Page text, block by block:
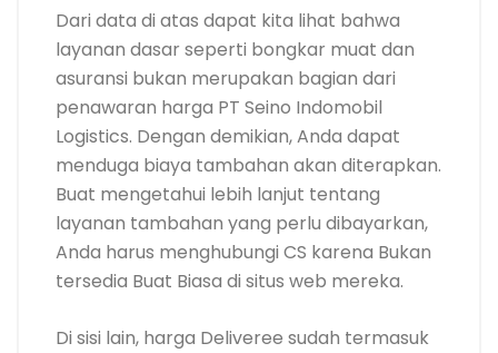
Dari data di atas dapat kita lihat bahwa
layanan dasar seperti bongkar muat dan
asuransi bukan merupakan bagian dari
penawaran harga PT Seino Indomobil
Logistics. Dengan demikian, Anda dapat
menduga biaya tambahan akan diterapkan.
Buat mengetahui lebih lanjut tentang
layanan tambahan yang perlu dibayarkan,
Anda harus menghubungi CS karena Bukan
tersedia Buat Biasa di situs web mereka.
Di sisi lain, harga Deliveree sudah termasuk